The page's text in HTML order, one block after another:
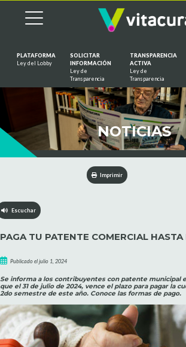
PLATAFORMA
Ley del Lobby
SOLICITAR
INFORMACIÓN
Ley de
Transparencia
TRANSPARENCIA
ACTIVA
Ley de
Transparencia
NOTICIAS
Imprimir
Escuchar
PAGA TU PATENTE COMERCIAL HASTA
Publicado el julio 1, 2024
Se informa a los contribuyentes con patente municipal
que el 31 de julio de 2024, vence el plazo para pagar la
2do semestre de este año. Conoce las formas de pago.